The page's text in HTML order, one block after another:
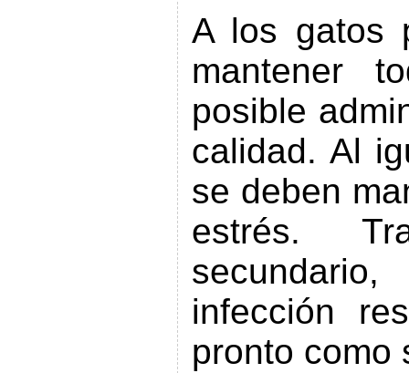
A los gatos
mantener
posible
calidad. Al
se deben
estrés.
infección
pronto